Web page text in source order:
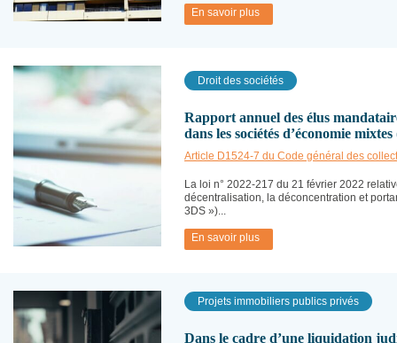
En savoir plus
Droit des sociétés
Rapport annuel des élus
dans les sociétés d’économie
Article D1524-7 du Code général des
La loi n° 2022-217 du 21 février 2022
décentralisation, la déconcentration et
3DS »)...
En savoir plus
Projets immobiliers publics privés
Dans le cadre d’une liquidation